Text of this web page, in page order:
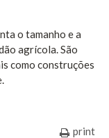
o tamanho e a
agrícola. São
como construções
print